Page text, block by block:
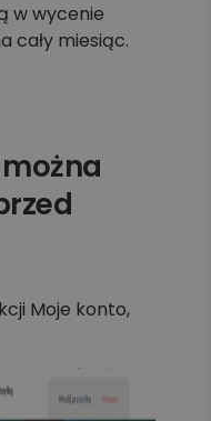
w wycenie
cały miesiąc.
Moje konto,